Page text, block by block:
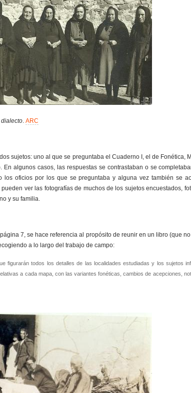
. ARC
sujetos: uno al que se preguntaba el Cuaderno I, el de Fonética,
En algunos casos, las respuestas se contrastaban o se
los oficios por los que se preguntaba y alguna vez también se
pueden ver las fotografías de muchos de los sujetos encuestados,
y su familia.
7, se hace referencia al propósito de reunir en un libro (que
a lo largo del trabajo de campo:
figurarán todos los detalles de las localidades estudiadas y los sujetos
a cada mapa, con las variantes fonéticas, cambios de acepciones,